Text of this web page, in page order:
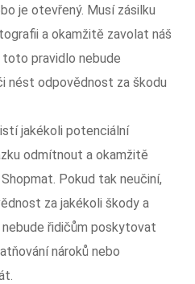
je otevřený. Musí zásilku
a okamžitě zavolat náš
pravidlo nebude
nést odpovědnost za škodu
jakékoli potenciální
odmítnout a okamžitě
Pokud tak neučiní,
za jakékoli škody a
řidičům poskytovat
nároků nebo